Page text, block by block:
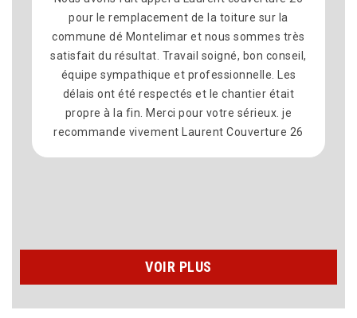
sommes très
bon conseil,
Les
était
26
26 pour des travaux de couverture
professionnel et très sérieux et
les délais tenu et l’artisan à l’écoute
je recommander fortement cette
surtout avec des prix très attractif Merci
à laurent et son équipe pour les travaux
chez moi Recherche de fuite La
toiture Et l’étanchéité de la toiture
VOIR PLUS